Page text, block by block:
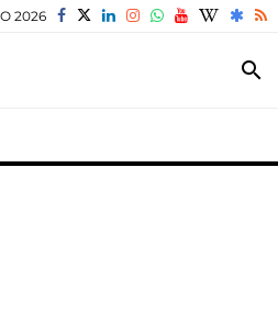
2026
search